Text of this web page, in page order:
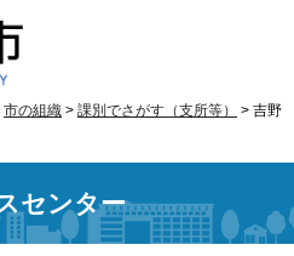
市の組織 > 課別でさがす（支所等）
> 吉野
センター